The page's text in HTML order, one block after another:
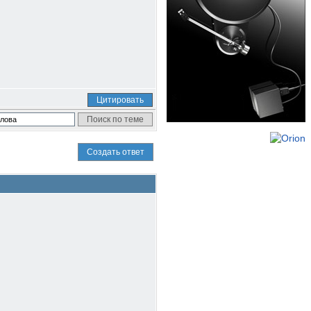
Цитировать
Создать ответ